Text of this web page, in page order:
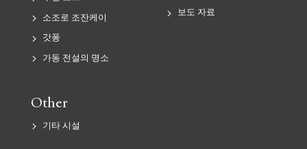
소조로 조잔케이
갓퐁
가동 전설의 명소
보도 자료
Other
기타 시설